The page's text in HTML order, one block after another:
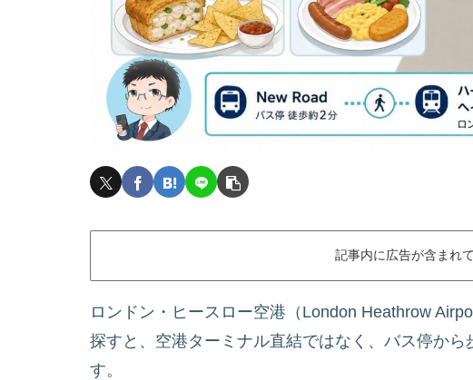
記事内に広告が含まれて
ロンドン・ヒースロー空港（London Heathrow
探すと、空港ターミナル直結ではなく、バス停か
す。